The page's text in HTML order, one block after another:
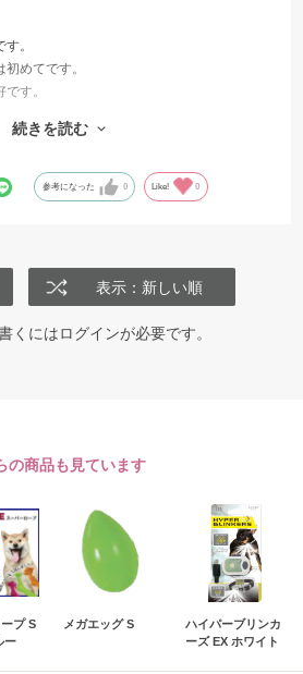
。
めてです。
す。
続きを読む
参考になった 0 Like! 0
表示：新しい順
くにはログインが必要です。
の商品も見ています
プ S
ー
メガエッグ S
ハイパーブリンカ
ーズ EX ホワイト